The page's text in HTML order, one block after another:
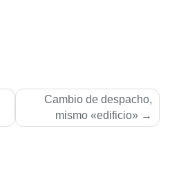
Cambio de despacho,
mismo «edificio»